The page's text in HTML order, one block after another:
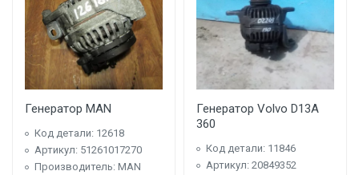
Генератор MAN
Код детали: 12618
Артикул: 51261017270
Производитель: MAN
Генератор Volvo D13A
360
Код детали: 11846
Артикул: 20849352